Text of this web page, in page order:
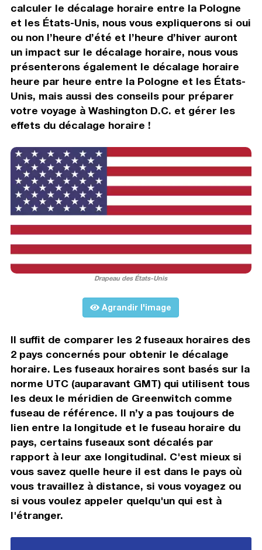
calculer le décalage horaire entre la Pologne
et les États-Unis, nous vous expliquerons si oui
ou non l’heure d’été et l’heure d’hiver auront
un impact sur le décalage horaire, nous vous
présenterons également le décalage horaire
heure par heure entre la Pologne et les États-
Unis, mais aussi des conseils pour préparer
votre voyage à Washington D.C. et gérer les
effets du décalage horaire !
Drapeau des États-Unis
Agrandir l'image
Il suffit de comparer les 2 fuseaux horaires des
2 pays concernés pour obtenir le décalage
horaire. Les fuseaux horaires sont basés sur la
norme UTC (auparavant GMT) qui utilisent tous
les deux le méridien de Greenwitch comme
fuseau de référence. Il n’y a pas toujours de
lien entre la longitude et le fuseau horaire du
pays, certains fuseaux sont décalés par
rapport à leur axe longitudinal. C'est mieux si
vous savez quelle heure il est dans le pays où
vous travaillez à distance, si vous voyagez ou
si vous voulez appeler quelqu'un qui est à
l'étranger.